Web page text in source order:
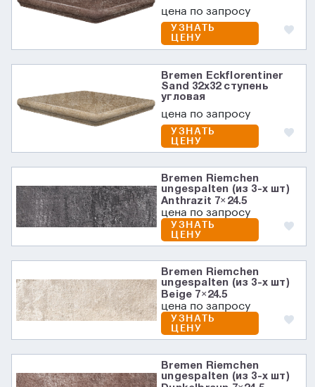
цена по запросу
УЗНАТЬ
ЦЕНУ
Bremen Eckflorentiner
Sand 32х32 ступень
угловая
цена по запросу
УЗНАТЬ
ЦЕНУ
Bremen Riemchen
ungespalten (из 3-х шт)
Anthrazit 7×24.5
цена по запросу
УЗНАТЬ
ЦЕНУ
Bremen Riemchen
ungespalten (из 3-х шт)
Beige 7×24.5
цена по запросу
УЗНАТЬ
ЦЕНУ
Bremen Riemchen
ungespalten (из 3-х шт)